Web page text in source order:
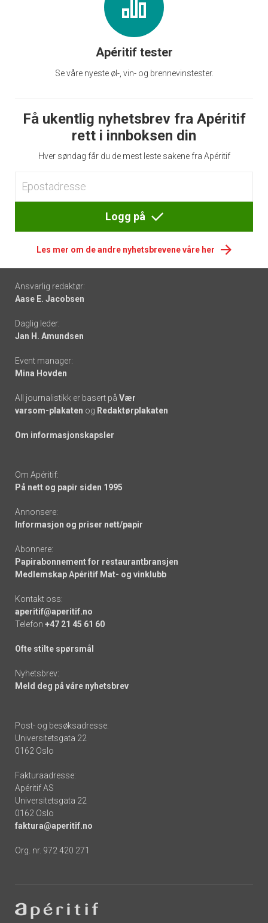
Apéritif tester
Se våre nyeste øl-, vin- og brennevinstester.
Få ukentlig nyhetsbrev fra Apéritif
rett i innboksen din
Hver søndag får du de mest leste sakene fra Apéritif
Logg på
Les mer om de andre nyhetsbrevene våre her
Footer
-
links
Ansvarlig redaktør:
Aase E. Jacobsen
Daglig leder:
Jan H. Amundsen
Event manager:
Mina Hovden
All journalistikk er basert på Vær
varsom-plakaten og Redaktørplakaten
Om informasjonskapsler
Om Apéritif:
På nett og papir siden 1995
Annonsere:
Informasjon og priser nett/papir
Abonnere:
Papirabonnement for restaurantbransjen
Medlemskap Apéritif Mat- og vinklubb
Kontakt oss:
aperitif@aperitif.no
Telefon +47 21 45 61 60
Ofte stilte spørsmål
Nyhetsbrev:
Meld deg på våre nyhetsbrev
Post- og besøksadresse:
Universitetsgata 22
0162 Oslo
Fakturaadresse:
Apéritif AS
Universitetsgata 22
0162 Oslo
faktura@aperitif.no
Org. nr. 972 420 271